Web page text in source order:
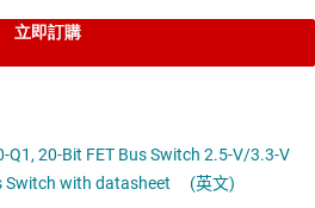
立即訂購
Q1, 20-Bit FET Bus Switch 2.5-V/3.3-V
Switch with datasheet
(英文)